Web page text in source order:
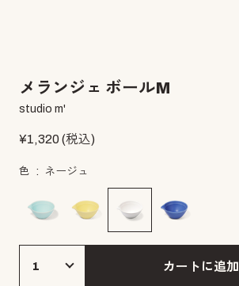
メランジェ ボールM
studio m'
¥1,320(税込)
色 ネージュ
カートに追加